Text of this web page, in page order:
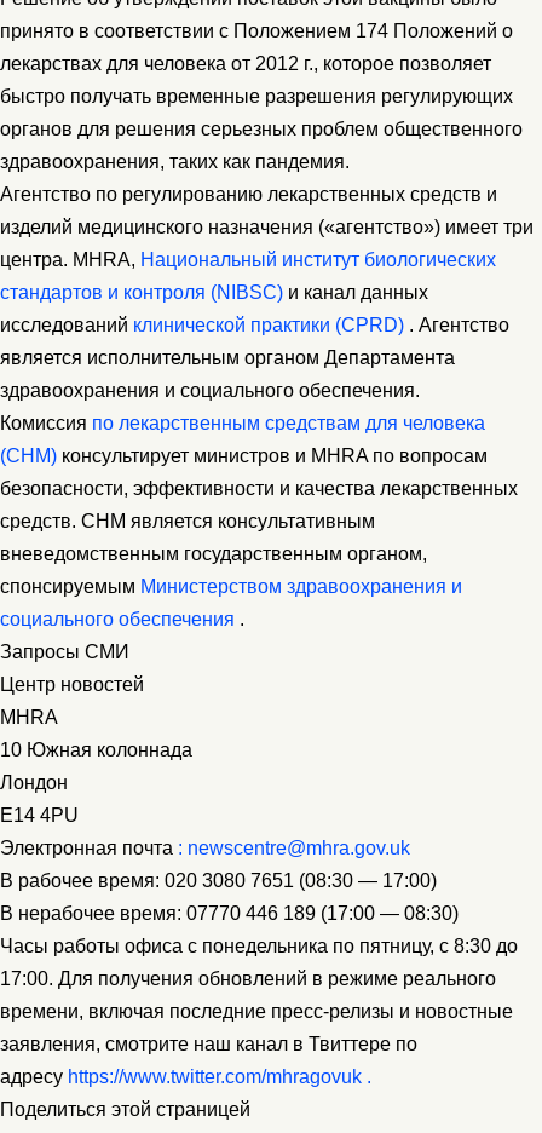
принято в соответствии с Положением 174 Положений о
лекарствах для человека от 2012 г., которое позволяет
быстро получать временные разрешения регулирующих
органов для решения серьезных проблем общественного
здравоохранения, таких как пандемия.
Агентство по регулированию лекарственных средств и
изделий медицинского назначения («агентство») имеет три
центра. MHRA, Национальный институт биологических
стандартов и контроля (NIBSC) и канал данных
исследований клинической практики (CPRD) . Агентство
является исполнительным органом Департамента
здравоохранения и социального обеспечения.
Комиссия по лекарственным средствам для человека
(CHM) консультирует министров и MHRA по вопросам
безопасности, эффективности и качества лекарственных
средств. CHM является консультативным
вневедомственным государственным органом,
спонсируемым Министерством здравоохранения и
социального обеспечения .
Запросы СМИ
Центр новостей
MHRA
10 Южная колоннада
Лондон
E14 4PU
Электронная почта : newscentre@mhra.gov.uk
В рабочее время: 020 3080 7651 (08:30 — 17:00)
В нерабочее время: 07770 446 189 (17:00 — 08:30)
Часы работы офиса с понедельника по пятницу, с 8:30 до
17:00. Для получения обновлений в режиме реального
времени, включая последние пресс-релизы и новостные
заявления, смотрите наш канал в Твиттере по
адресу https://www.twitter.com/mhragovuk .
Поделиться этой страницей